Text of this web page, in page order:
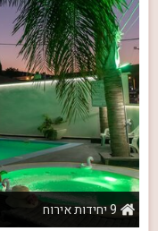
9 יחידות אירוח